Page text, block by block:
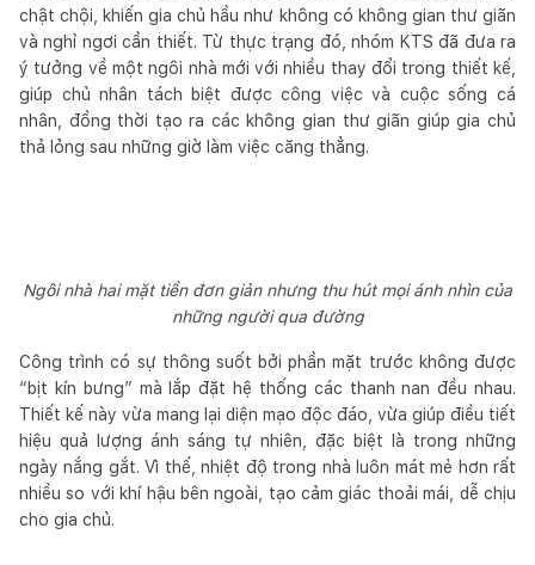
chật chội, khiến gia chủ hầu như không có không gian thư giãn
và nghỉ ngơi cần thiết. Từ thực trạng đó, nhóm KTS đã đưa ra
ý tưởng về một ngôi nhà mới với nhiều thay đổi trong thiết kế,
giúp chủ nhân tách biệt được công việc và cuộc sống cá
nhân, đồng thời tạo ra các không gian thư giãn giúp gia chủ
thả lỏng sau những giờ làm việc căng thẳng.
Ngôi nhà hai mặt tiền đơn giản nhưng thu hút mọi ánh nhìn của
những người qua đường
Công trình có sự thông suốt bởi phần mặt trước không được
“bịt kín bưng” mà lắp đặt hệ thống các thanh nan đều nhau.
Thiết kế này vừa mang lại diện mạo độc đáo, vừa giúp điều tiết
hiệu quả lượng ánh sáng tự nhiên, đặc biệt là trong những
ngày nắng gắt. Vì thế, nhiệt độ trong nhà luôn mát mẻ hơn rất
nhiều so với khí hậu bên ngoài, tạo cảm giác thoải mái, dễ chịu
cho gia chủ.